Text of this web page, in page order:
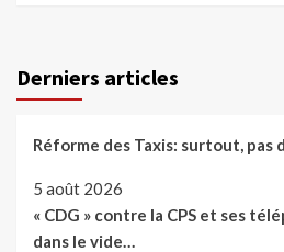
Derniers articles
Réforme des Taxis: surtout, pas
5 août 2026
« CDG » contre la CPS et ses
dans le vide…